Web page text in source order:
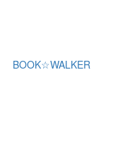
BOOK☆WALKER